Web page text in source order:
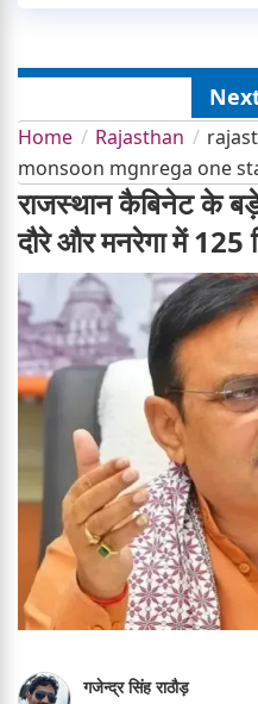
Home Rajasthan
monsoon mgnrega one
राजस्थान कैबिनेट के
दौरे और मनरेगा में 125
गजेन्द्र सिंह राठौड़